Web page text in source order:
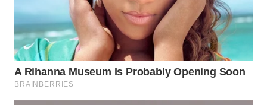
WN
LIKUPANG
WN
LABUANBAJO